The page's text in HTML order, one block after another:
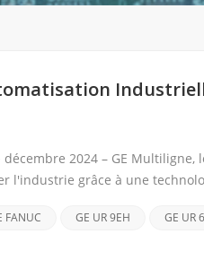
2024 – GE Multiligne,
l'industrie grâce à une
FANUC GE UR 9EH GE UR